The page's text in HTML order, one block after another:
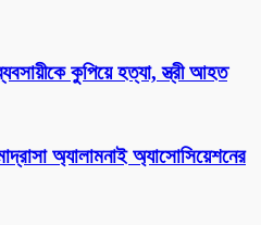
কুপিয়ে হত্যা, স্ত্রী আহত
অ্যালামনাই অ্যাসোসিয়েশনের